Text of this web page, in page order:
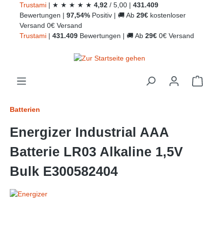
Trustami | ★ ★ ★ ★ ★ 4,92 / 5,00 | 431.409
Bewertungen | 97,54% Positiv | 🚚 Ab 29€ kostenloser
Versand 0€ Versand
Trustami | 431.409 Bewertungen | 🚚 Ab 29€ 0€ Versand
Batterien
Energizer Industrial AAA
Batterie LR03 Alkaline 1,5V
Bulk E300582404